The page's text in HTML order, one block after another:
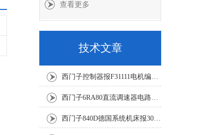
查看更多
技术文章
西门子控制器报F31111电机编码器坏修复解决
西门子6RA80直流调速器电路板坏销售修理单位
西门子840D德国系统机床报300501修复解决